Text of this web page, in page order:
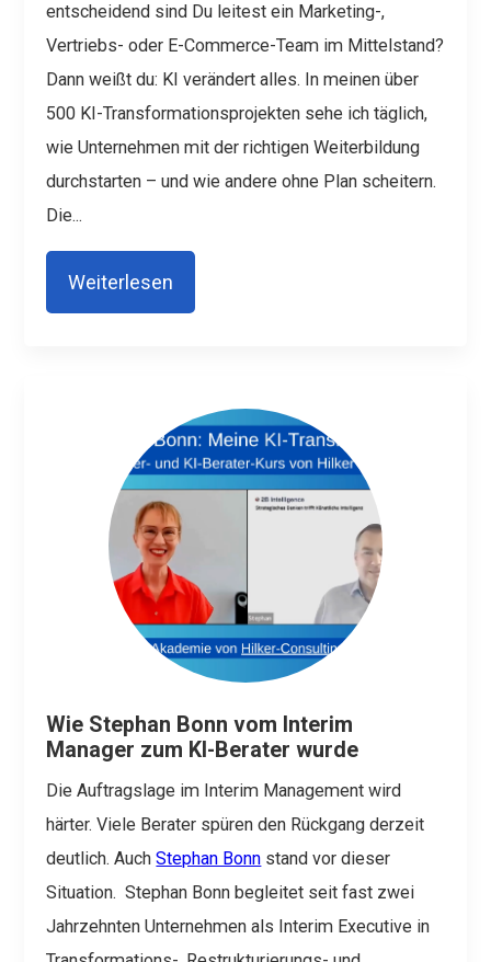
entscheidend sind Du leitest ein Marketing-,
Vertriebs- oder E-Commerce-Team im Mittelstand?
Dann weißt du: KI verändert alles. In meinen über
500 KI-Transformationsprojekten sehe ich täglich,
wie Unternehmen mit der richtigen Weiterbildung
durchstarten – und wie andere ohne Plan scheitern.
Die...
Weiterlesen
Wie Stephan Bonn vom Interim
Manager zum KI-Berater wurde
Die Auftragslage im Interim Management wird
härter. Viele Berater spüren den Rückgang derzeit
deutlich. AuchStephan Bonn stand vor dieser
Situation. Stephan Bonn begleitet seit fast zwei
Jahrzehnten Unternehmen als Interim Executive in